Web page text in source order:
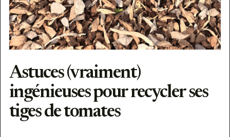
Astuces (vraiment)
ingénieuses pour recycler ses
tiges de tomates